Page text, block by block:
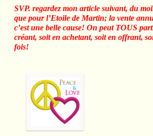
SVP. regardez mon article suivant, du
que pour l’Etoile de Martin; la vente
c’est une belle cause! On peut TOUS
créant, soit en achetant, soit en offrant,
fois!